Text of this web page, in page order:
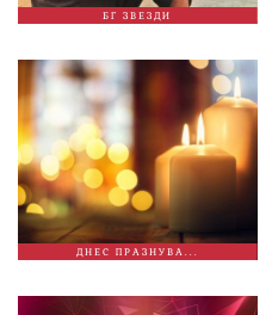
БГ ЗВЕЗДИ
ДНЕС ПРАЗНУВА...